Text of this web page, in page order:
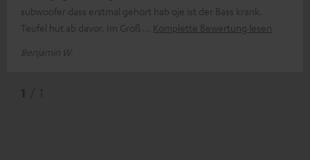
subwoofer dass erstmal gehört hab oje ist der Bass krank.
Teufel hut ab davor. Im Groß
Komplette Bewertung lesen
Benjamin W.